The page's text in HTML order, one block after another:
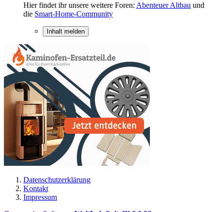
Hier findet ihr unsere weitere Foren: Abenteuer Altbau und
die Smart-Home-Community
Inhalt melden
Datenschutzerklärung
Kontakt
Impressum